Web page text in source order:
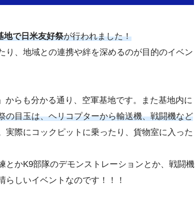
地で日米友好祭が行われました！
、地域との連携や絆を深めるのが目的のイベン
らも分かる通り、空軍基地です。また基地内に
の目玉は、ヘリコプターから輸送機、戦闘機など
実際にコックピットに乗ったり、貨物室に入った
かK9部隊のデモンストレーションとか、戦闘機
しいイベントなのです！！！